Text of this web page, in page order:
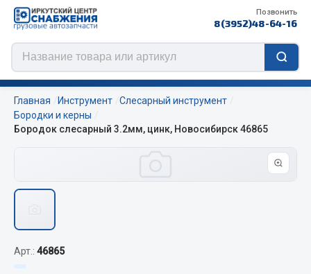
Позвонить
8(3952)48-64-16
Цепи противоскольжения
ЦЕПИ РОССИЯ
Изготовление цепей на колеса BOHU
Главная Инструмент
Слесарный инструмент
Бородки и керны
Бородок слесарный 3.2мм, цинк, Новосибирск 46865
Арт.: 46865